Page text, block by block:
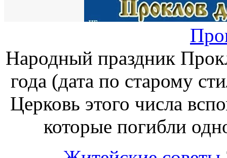
Народный праздник
года (дата по старому
Церковь этого числа
которые погибли